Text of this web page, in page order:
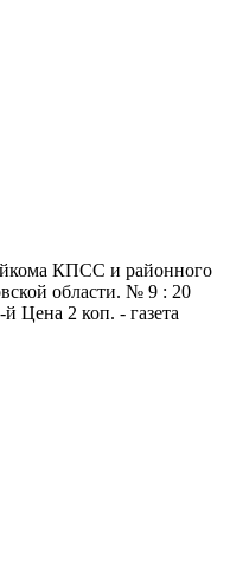
КПСС и районного
области. № 9 : 20
Цена 2 коп. - газета